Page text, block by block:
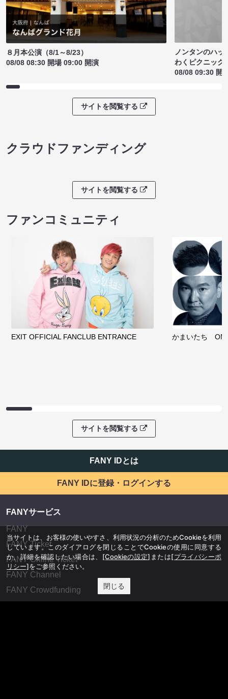
８月本公演（8/1～8/23）
08/08 08:30 開場 09:00 開演
ノンタンのハッ
わくピクニック
08/08 09:30 開
サイトを閲覧する
クラウドファンディング
サイトを閲覧する
ファンコミュニティ
EXIT OFFICIAL FANCLUB ENTRANCE かまいたち
サイトを閲覧する
FANY IDとは
FANY IDに登録・ログインする
FANYサービス
FANY
FANY Ticket
FANY Online Ticket
FANY Channel
FANY Crowdfunding
当サイトは、お客様の使いやすさ、利用状況の分析のためCookieを利用
しています。このダイアログを閉じることでCookieの使用に同意する
か、詳細を確認したい場合は、 [Cookieの設定] または[プライバシーポ
リシー]をご参照ください。
閉じる